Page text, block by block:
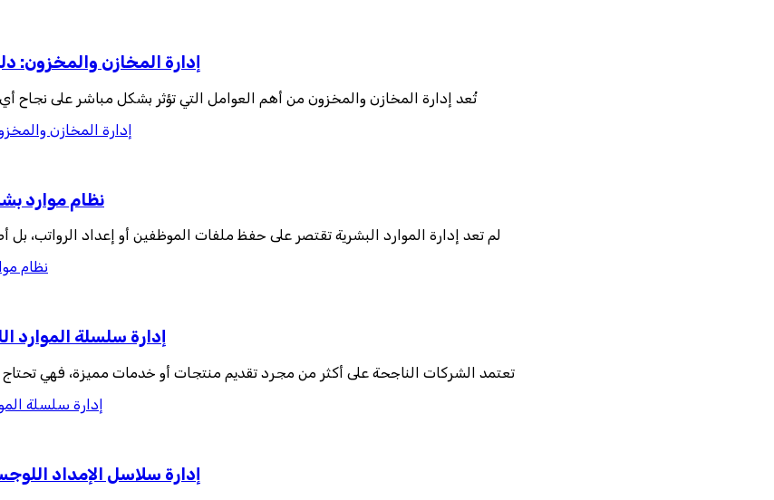
إدارة المخازن والمخزون:
تُعد إدارة المخازن والمخزون من أهم العوامل التي تؤثر بشكل مباشر على نجاح
إدارة المخازن
نظام موارد
لم تعد إدارة الموارد البشرية تقتصر على حفظ ملفات الموظفين أو إعداد
نظام
إدارة سلسلة الموارد
تعتمد الشركات الناجحة على أكثر من مجرد تقديم منتجات أو خدمات مميزة، فهي
إدارة سلسلة
إدارة سلاسل الإمداد